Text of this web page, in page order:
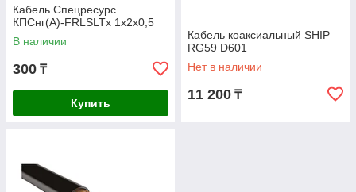
Кабель Спецресурс
КПСнг(А)-FRLSLTx 1х2х0,5
В наличии
300 ₸
Купить
Кабель коаксиальный SHIP
RG59 D601
Нет в наличии
11 200 ₸